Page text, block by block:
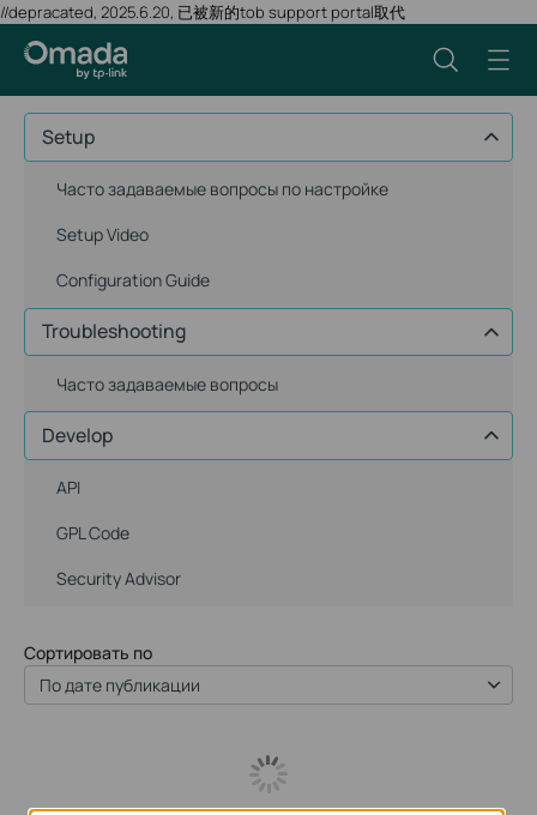
//depracated, 2025.6.20, 已被新的tob support portal取代
Setup
Часто задаваемые вопросы по настройке
Setup Video
Configuration Guide
Troubleshooting
Часто задаваемые вопросы
Develop
API
GPL Code
Security Advisor
Сортировать по
По дате публикации